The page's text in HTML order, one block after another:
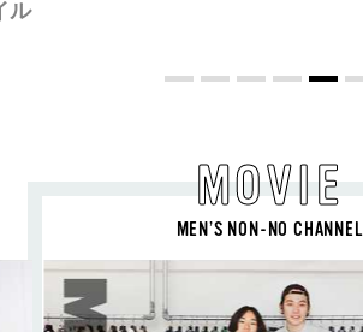
MOVIE
MEN’S NON-NO CHANNEL